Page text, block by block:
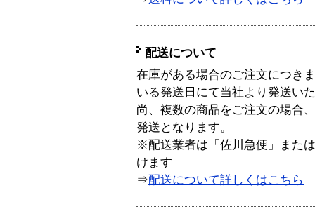
配送について
在庫がある場合のご注文につき
いる発送日にて当社より発送い
尚、複数の商品をご注文の場合
発送となります。
※配送業者は「佐川急便」また
けます
⇒配送について詳しくはこちら